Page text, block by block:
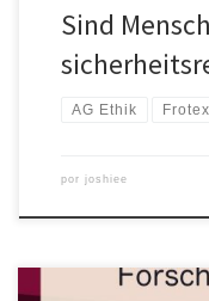
Sind
AG Ethik Frotex
por joshiee